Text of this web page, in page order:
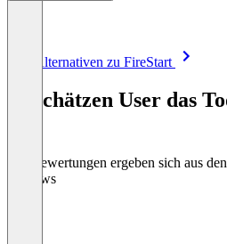
Alle Alternativen zu FireStart
So schätzen User das
Die Bewertungen ergeben sich aus
Reviews